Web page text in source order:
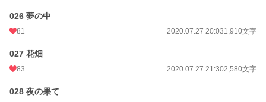
026 夢の中
81 2020.07.27 20:031,910文字
027 花畑
83 2020.07.27 21:302,580文字
028 夜の果て